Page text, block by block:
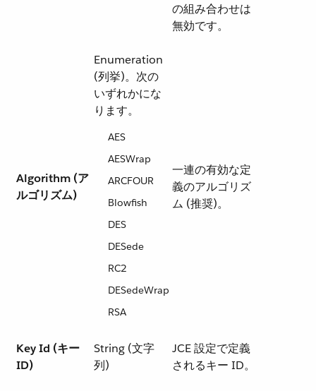
の組み合わせは
無効です。
Algorithm (ア
ルゴリズム)
Enumeration
(列挙)。次の
いずれかにな
ります。
AES
AESWrap
ARCFOUR
Blowfish
DES
DESede
RC2
DESedeWrap
RSA
一連の有効な定
義のアルゴリズ
ム (推奨)。
Key Id (キー
ID)
String (文字
列)
JCE 設定で定義
されるキー ID。